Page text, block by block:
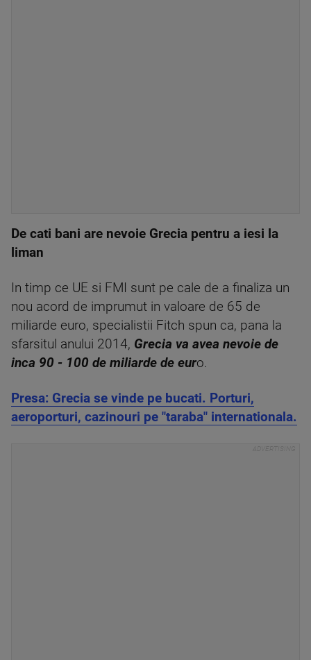
De cati bani are nevoie Grecia pentru a iesi la
liman
In timp ce UE si FMI sunt pe cale de a finaliza un
nou acord de imprumut in valoare de 65 de
miliarde euro, specialistii Fitch spun ca, pana la
sfarsitul anului 2014, Grecia va avea nevoie de
inca 90 - 100 de miliarde de euro.
Presa: Grecia se vinde pe bucati. Porturi,
aeroporturi, cazinouri pe "taraba" internationala.